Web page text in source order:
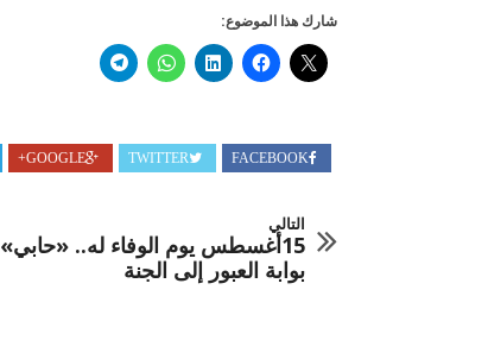
شارك هذا الموضوع:
FACEBOOK
TWITTER
GOOGLE+
التالي
15أغسطس يوم الوفاء له.. «حابي»
بوابة العبور إلى الجنة